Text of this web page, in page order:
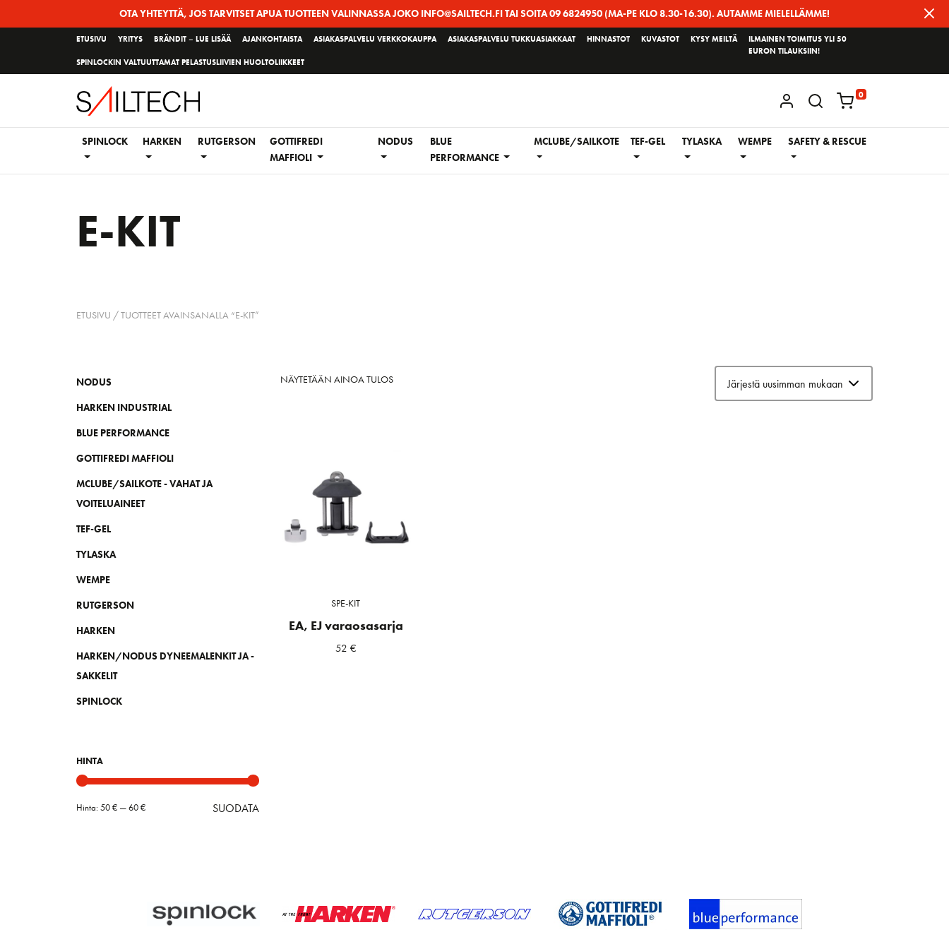
OTA YHTEYTTÄ, JOS TARVITSET APUA TUOTTEEN VALINNASSA JOKO INFO@SAILTECH.FI TAI SOITA 09 6824950 (MA-PE KLO 8.30-16.30). AUTAMME MIELELLÄMME!
ETUSIVU YRITYS BRÄNDIT – LUE LISÄÄ AJANKOHTAISTA ASIAKASPALVELU VERKKOKAUPPA ASIAKASPALVELU TUKKUASIAKKAAT HINNASTOT KUVASTOT KYSY MEILTÄ
SPINLOCKIN VALTUUTTAMAT PELASTUSLIIVIEN HUOLTOLIIKKEET
ILMAINEN TOIMITUS YLI 50
EURON TILAUKSIIN!
KIRJAUDU / REKISTERÖIDY
0
SPINLOCK HARKEN RUTGERSON
GOTTIFREDI
MAFFIOLI
NODUS
BLUE
PERFORMANCE
MCLUBE/SAILKOTE TEF-GEL TYLASKA WEMPE SAFETY & RESCUE
E-KIT
ETUSIVU / TUOTTEET AVAINSANALLA “E-KIT”
NODUS
HARKEN INDUSTRIAL
BLUE PERFORMANCE
GOTTIFREDI MAFFIOLI
MCLUBE/SAILKOTE - VAHAT JA
VOITELUAINEET
TEF-GEL
TYLASKA
WEMPE
RUTGERSON
HARKEN
HARKEN/NODUS DYNEEMALENKIT JA -
SAKKELIT
SPINLOCK
HINTA
Minimihinta
Maksimihinta
SUODATA
Hinta: 50 €—60 €
NÄYTETÄÄN AINOA TULOS
SPE-KIT
EA, EJ varaosasarja
52 €